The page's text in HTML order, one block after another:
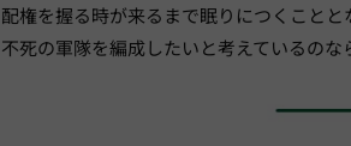
配権を握る時が来るまで眠りにつくこと
不死の軍隊を編成したいと考えているのな